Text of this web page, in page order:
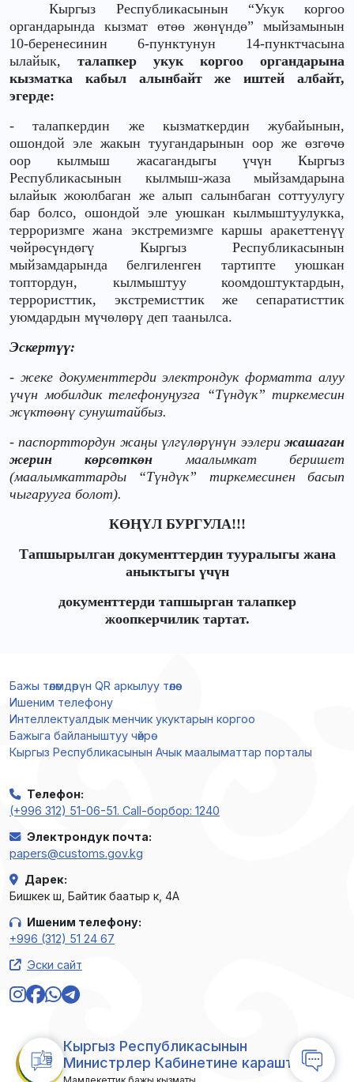
Кыргыз Республикасынын “Укук коргоо
органдарында кызмат өтөө жөнүндө” мыйзамынын
10-беренесинин 6-пунктунун 14-пунктчасына
ылайык, талапкер укук коргоо органдарына
кызматка кабыл алынбайт же иштей албайт,
эгерде:
- талапкердин же кызматкердин жубайынын,
ошондой эле жакын туугандарынын оор же өзгөчө
оор кылмыш жасагандыгы үчүн Кыргыз
Республикасынын кылмыш-жаза мыйзамдарына
ылайык жоюлбаган же алып салынбаган соттуулугу
бар болсо, ошондой эле уюшкан кылмыштуулукка,
терроризмге жана экстремизмге каршы аракеттенүү
чөйрөсүндөгү Кыргыз Республикасынын
мыйзамдарында белгиленген тартипте уюшкан
топтордун, кылмыштуу коомдоштуктардын,
террористтик, экстремисттик же сепаратисттик
уюмдардын мүчөлөрү деп таанылса.
Эскертүү:
- жеке документтерди электрондук форматта алуу
үчүн мобилдик телефонуңузга “Түндүк” тиркемесин
жүктөөнү сунуштайбыз.
- паспорттордун жаңы үлгүлөрүнүн ээлери жашаган
жерин көрсөткөн маалымкат беришет
(маалымкаттарды “Түндүк” тиркемесинен басып
чыгарууга болот).
КӨҢҮЛ БУРГУЛА!!!
Тапшырылган документтердин тууралыгы жана
аныктыгы үчүн
документтерди тапшырган талапкер
жоопкерчилик тартат.
Бажы төлөмдөрүн QR аркылуу төлөө
Ишеним телефону
Интеллектуалдык менчик укуктарын коргоо
Бажыга байланыштуу чөйрө
Кыргыз Республикасынын Ачык маалыматтар порталы
Телефон:
(+996 312) 51-06-51. Call-борбор: 1240
Электрондук почта:
papers@customs.gov.kg
Дарек:
Бишкек ш, Байтик баатыр к, 4А
Ишеним телефону:
+996 (312) 51 24 67
Эски сайт
Кыргыз Республикасынын
Министрлер Кабинетине караштуу